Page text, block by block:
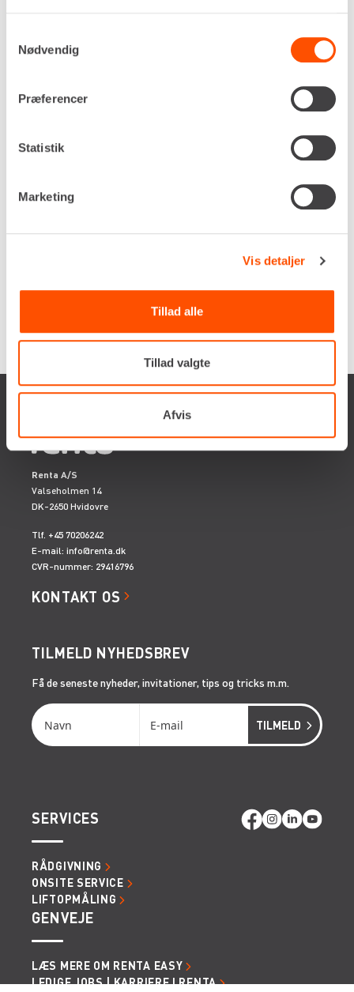
Nødvendig
Præferencer
Statistik
Marketing
Vis detaljer
Tillad alle
Tillad valgte
Afvis
<2,50 m/s²
45,0 kg
LEJ NU Flere informationer
Renta A/S
Valseholmen 14
DK-2650 Hvidovre
Tlf. +45 70206242
E-mail: info@renta.dk
CVR-nummer: 29416796
KONTAKT OS
TILMELD NYHEDSBREV
Få de seneste nyheder, invitationer, tips og tricks m.m.
SERVICES
RÅDGIVNING
ONSITE SERVICE
LIFTOPMÅLING
GENVEJE
LÆS MERE OM RENTA EASY
LEDIGE JOBS | KARRIERE I RENTA